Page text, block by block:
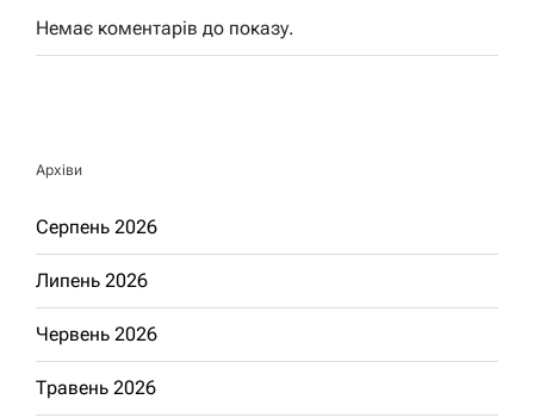
Немає коментарів до показу.
Архіви
Серпень 2026
Липень 2026
Червень 2026
Травень 2026